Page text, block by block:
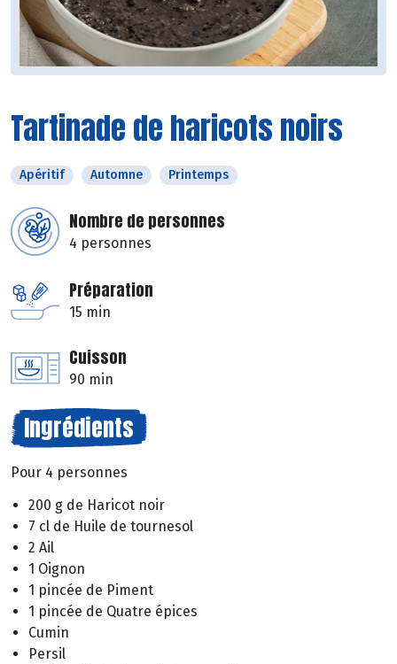
Tartinade de haricots noirs
Apéritif Automne Printemps
Nombre de personnes
4 personnes
Préparation
15 min
Cuisson
90 min
Ingrédients
Pour 4 personnes
200 g de Haricot noir
7 cl de Huile de tournesol
2 Ail
1 Oignon
1 pincée de Piment
1 pincée de Quatre épices
Cumin
Persil